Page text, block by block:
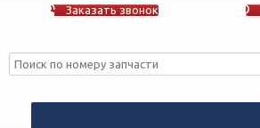
Заказать звонок